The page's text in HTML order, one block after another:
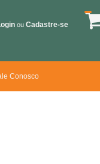
ou Cadastre-se
Conosco